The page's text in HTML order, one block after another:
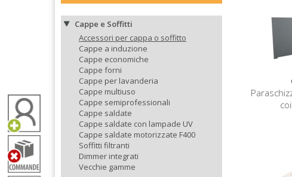
Cappe e Soffitti
Accessori per cappa o soffitto
Cappe a induzione
Cappe economiche
Cappe forni
Cappe per lavanderia
Cappe multiuso
Cappe semiprofessionali
Cappe saldate
Cappe saldate con lampade UV
Cappe saldate motorizzate F400
Soffitti filtranti
Dimmer integrati
Vecchie gamme